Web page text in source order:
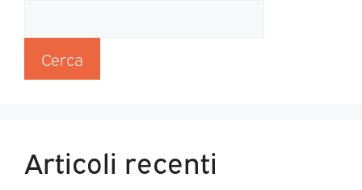
Cerca
Articoli recenti